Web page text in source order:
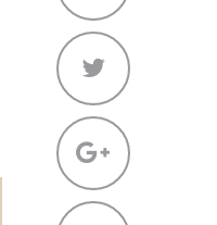
Twitter
Google+